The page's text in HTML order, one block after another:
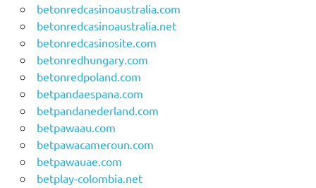
betonredcasinoaustralia.com
betonredcasinoaustralia.net
betonredcasinosite.com
betonredhungary.com
betonredpoland.com
betpandaespana.com
betpandanederland.com
betpawaau.com
betpawacameroun.com
betpawauae.com
betplay-colombia.net